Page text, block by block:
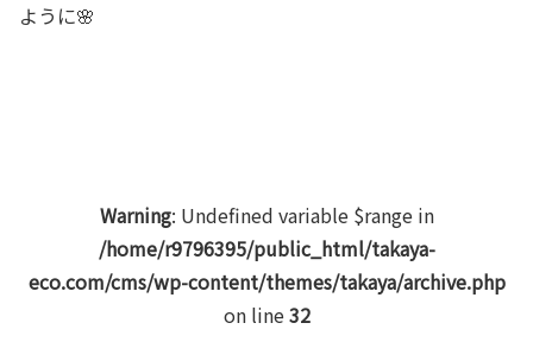
ように🌸
Warning: Undefined variable $range in
/home/r9796395/public_html/takaya-
eco.com/cms/wp-content/themes/takaya/archive.php
on line32